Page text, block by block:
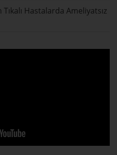
Hastalarda Ameliyatsız